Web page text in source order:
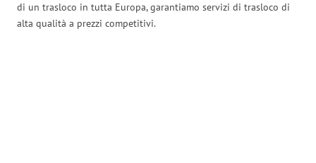
di un trasloco in tutta Europa, garantiamo servizi di trasloco di
alta qualità a prezzi competitivi.